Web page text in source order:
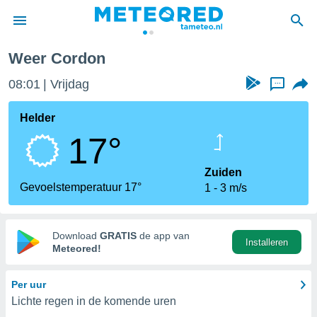
door
verstrekte
hoge
hebt de
voor
op basis
Weer Cordon
08:01 Vrijdag ...
Helder
17°
Gevoelstemperatuur 17°
Zuiden
1
3 m/s
Download GRATIS de app van
Meteored!
Installeren
Per uur
Lichte regen in de komende uren